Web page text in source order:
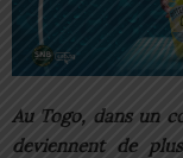
Au Togo, dans un
deviennent de